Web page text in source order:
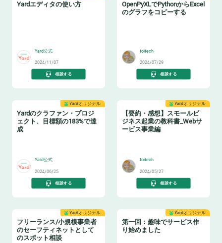
Yardエディタの使い方
Yard公式
2024/11/07
相談する
OpenPyXLでPythonからExcel
のグラフをコピーする
toitech
2024/07/29
相談する
Yardオリジナル
Yardのクラファン・プロジ
ェクト、目標額の183%で達
成
Yard公式
2024/06/25
相談する
Yardオリジナル
【要約・感想】スモールビ
ジネス起業の教科書_Webサ
ービス事業編
toitech
2024/05/27
相談する
Yardオリジナル
フリーランス/小規模事業者
のセーフティネットとして
のスポット相談
Yardオリジナル
第一回：趣味でサービス作
り始めました